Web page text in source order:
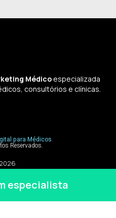
Médicoespecializada
consultórios e clínicas.
para Médicos
Reservados.
2026
especialista